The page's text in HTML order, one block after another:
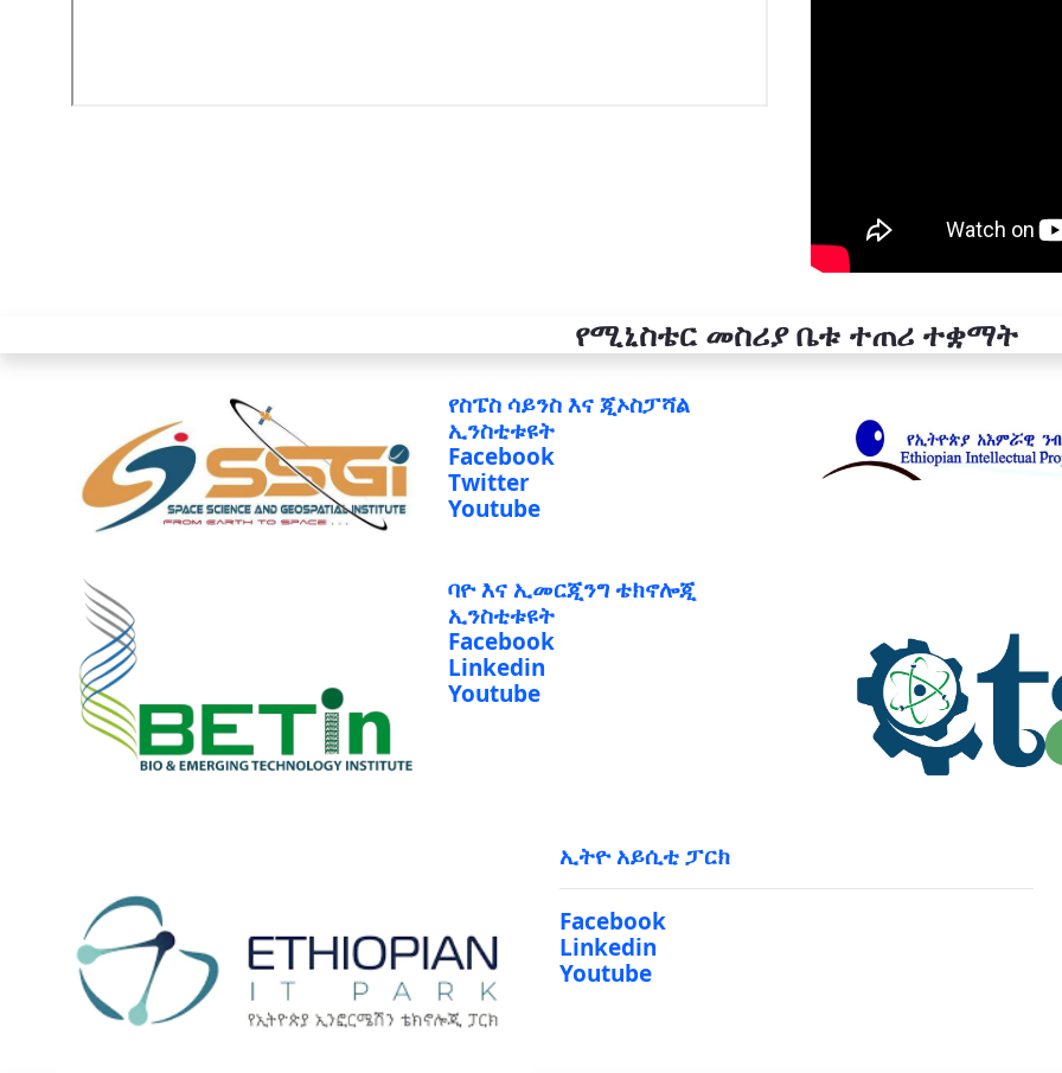
የሚኒስቴር መስሪያ ቤቱ ተጠሪ ተቋማት
የስፔስ ሳይንስ እና ጂኦስፓሻል
ኢንስቲቱዩት
Facebook
Twitter
Youtube
ባዮ እና ኢመርጂንግ ቴክኖሎጂ
ኢንስቲቱዩት
Facebook
Linkedin
Youtube
ኢትዮ አይሲቲ ፓርክ
Facebook
Linkedin
Youtube